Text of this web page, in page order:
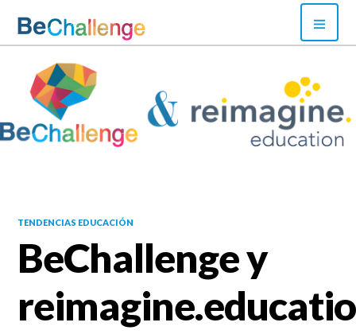
content
Bechallenge
TENDENCIAS EDUCACIÓN
BeChallenge y